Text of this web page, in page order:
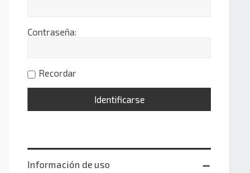
Contraseña:
Recordar
Información de uso